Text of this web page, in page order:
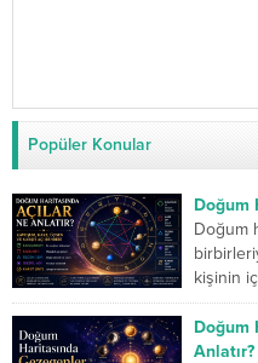
Popüler Konular
Doğum
Doğum
kişinin
Doğum
Anlatır?